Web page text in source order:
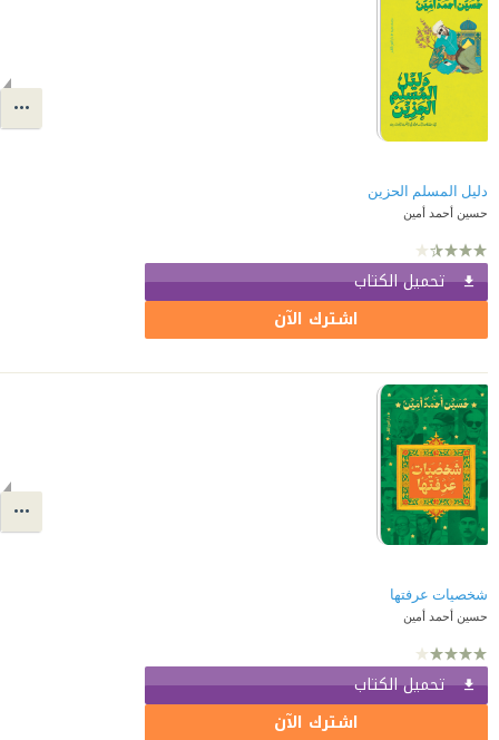
دليل المسلم الحزين
حسين أحمد أمين
تحميل الكتاب
اشترك الآن
شخصيات عرفتها
حسين أحمد أمين
تحميل الكتاب
اشترك الآن